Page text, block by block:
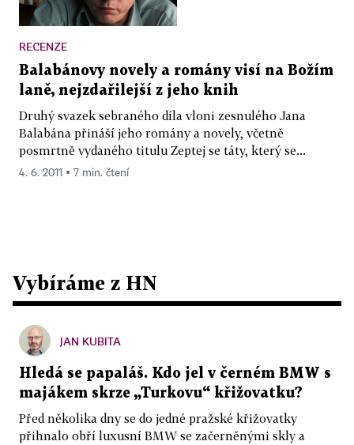
RECENZE
Balabánovy novely a romány visí na Božím
laně, nejzdařilejší z jeho knih
Druhý svazek sebraného díla vloni zesnulého Jana
Balabána přináší jeho romány a novely, včetně
posmrtně vydaného titulu Zeptej se táty, který se...
4. 6. 2011 ▪ 7 min. čtení
Vybíráme z HN
JAN KUBITA
Hledá se papaláš. Kdo jel v černém BMW s
majákem skrze „Turkovu“ křižovatku?
Před několika dny se do jedné pražské křižovatky
přihnalo obří luxusní BMW se začerněnými skly a